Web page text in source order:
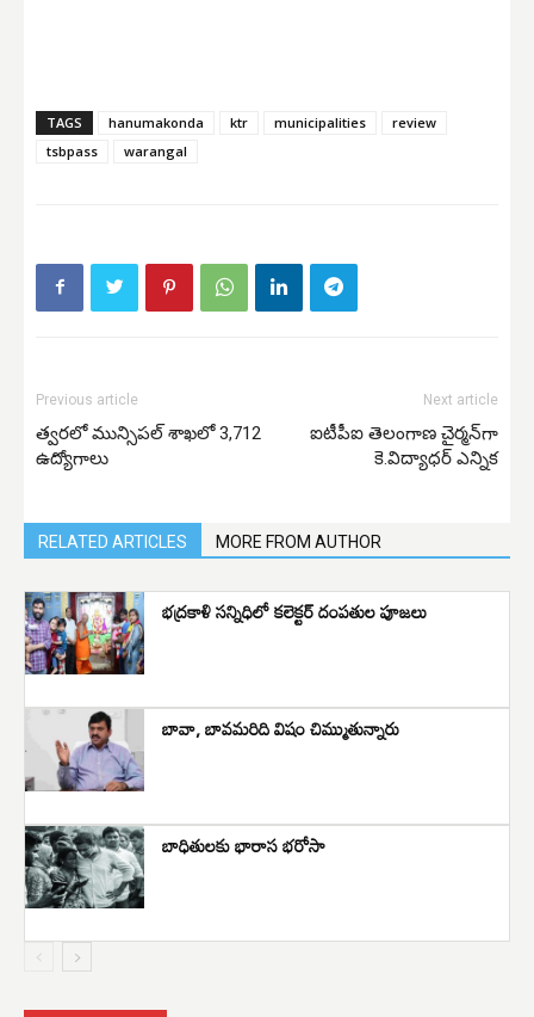
TAGS hanumakonda ktr municipalities
review
tsbpass
warangal
Previous article
త్వరలో మున్సిపల్ శాఖలో 3,712
ఉద్యోగాలు
Next article
ఐటీపీఐ తెలంగాణ చైర్మ‌న్‌గా
కె.విద్యాధ‌ర్ ఎన్నిక‌
RELATED ARTICLES MORE FROM AUTHOR
భద్రకాళి సన్నిధిలో కలెక్టర్ దంపతుల పూజలు
బావా, బావమరిది విషం చిమ్ముతున్నారు
బాధితులకు భారాస భరోసా